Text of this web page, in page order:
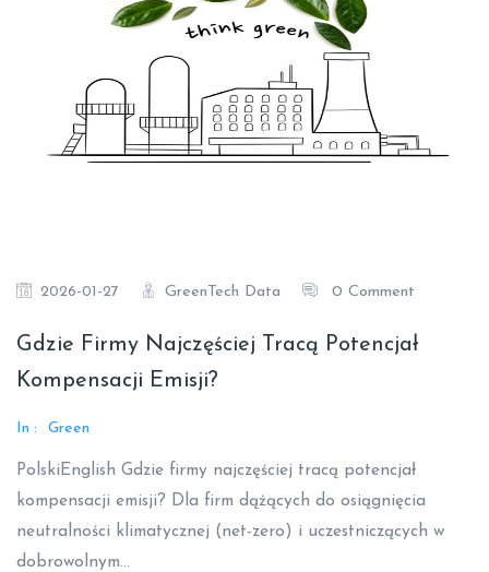
2026-01-27 GreenTech Data 0 Comment
Gdzie Firmy Najczęściej Tracą Potencjał
Kompensacji Emisji?
In : Green
PolskiEnglish Gdzie firmy najczęściej tracą potencjał
kompensacji emisji? Dla firm dążących do osiągnięcia
neutralności klimatycznej (net-zero) i uczestniczących w
dobrowolnym…